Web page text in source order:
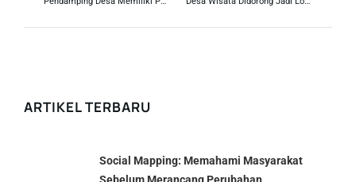
ARTIKEL TERBARU
Social Mapping: Memahami Masyarakat